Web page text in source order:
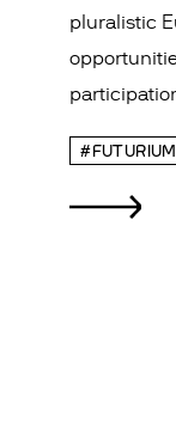
pluralistic